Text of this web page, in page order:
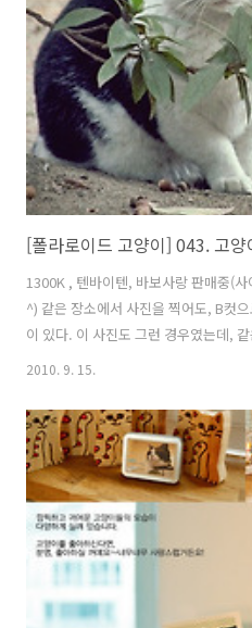
[폴라로이드 고양이] 043. 고양
1300K , 텐바이텐, 바보사랑 판매중(
^) 같은 장소에서 사진을 찍어도, B컷
이 있다. 이 사진도 그런 경우였는데,
다'란 책의 표지 사진으로까지 쓰인 반
에 책에 실린 사진과, 미처 싣지 못한
이 여행' 폴라로이드 엽서를 만들었는
로 귀엽게 보인다. 고양이 발밑에 무심
없어 보이는 것들도 제 몸에 맞는 자
려야겠다 여겼던 것도 실은 어디 한 군
2010. 9. 15.